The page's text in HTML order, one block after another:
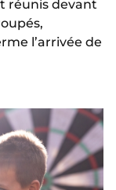
réunis devant
l’arrivée de